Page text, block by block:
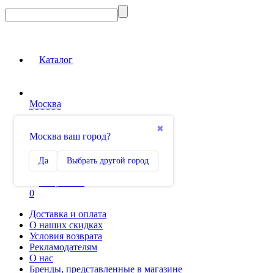
Каталог
Москва
✖
Москва ваш город?
Да Выбрать другой город
Сравнение
0
Доставка и оплата
О наших скидках
Условия возврата
Рекламодателям
О нас
Бренды, представленные в магазине